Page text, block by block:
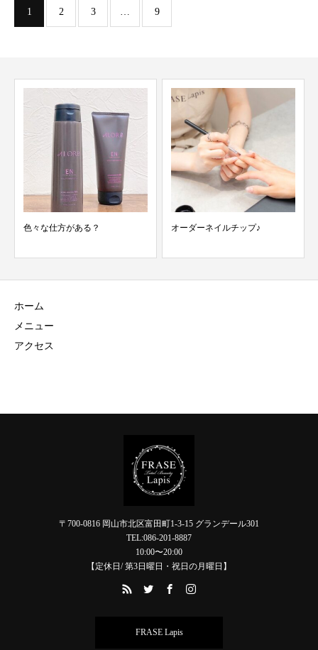
1 2 3 … 9
色々な仕方がある？ オーダーネイルチップ♪
ホーム
メニュー
アクセス
〒700-0816 岡山市北区富田町1-3-15 グランデール301
TEL:086-201-8887
10:00〜20:00
【定休日/ 第3日曜日・祝日の月曜日】
FRASE Lapis